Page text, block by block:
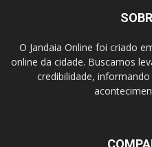
O Jandaia Online foi criado
online da cidade. Buscamos
credibilidade,